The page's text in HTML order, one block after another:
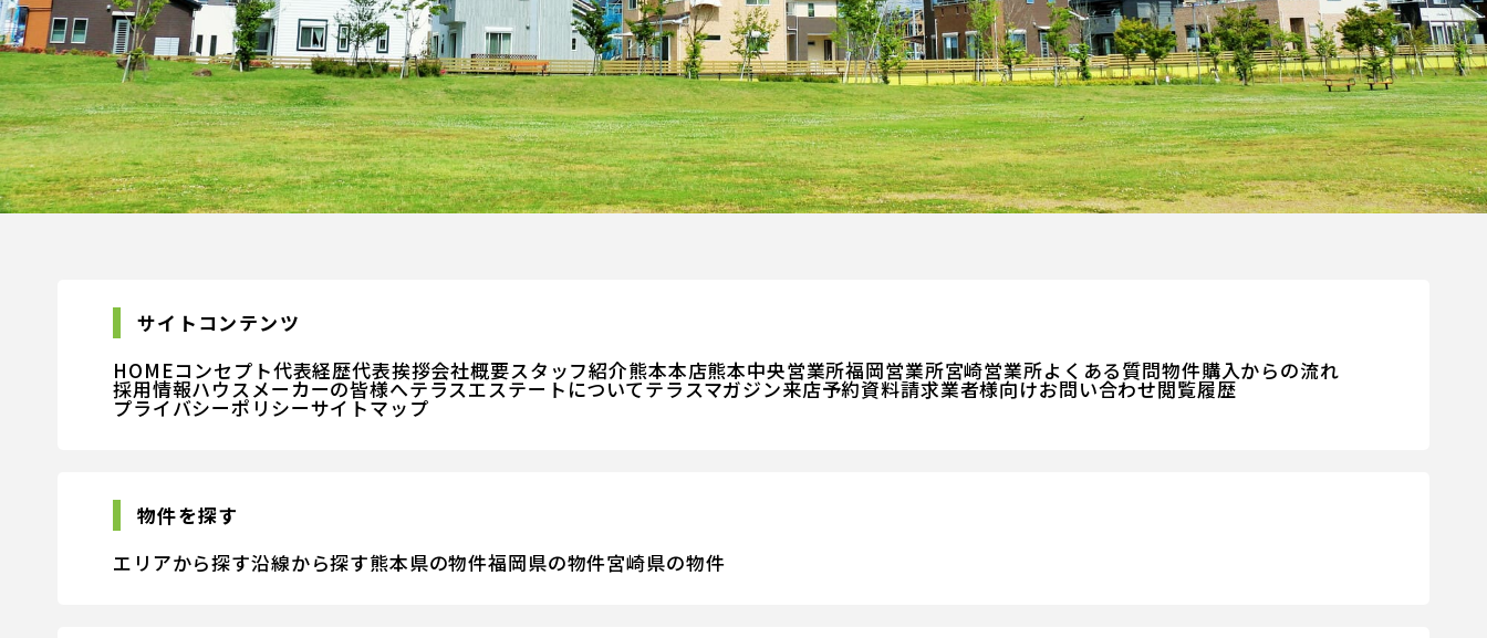
サイトコンテンツ
HOMEコンセプト代表経歴代表挨拶会社概要スタッフ紹介熊本本店熊本中央営業所福岡営業所宮崎営業所よくある質問物件購入からの流れ
採用情報ハウスメーカーの皆様へテラスエステートについてテラスマガジン来店予約資料請求業者様向けお問い合わせ閲覧履歴
プライバシーポリシーサイトマップ
物件を探す
エリアから探す沿線から探す熊本県の物件福岡県の物件宮崎県の物件